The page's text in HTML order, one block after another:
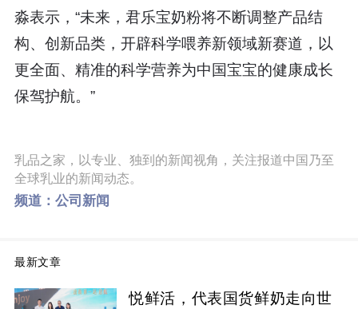
淼表示，“未来，君乐宝奶粉将不断调整产品结
构、创新品类，开辟科学喂养新领域新赛道，以
更全面、精准的科学营养为中国宝宝的健康成长
保驾护航。”
乳品之家，以专业、独到的新闻视角，关注报道中国乃至
全球乳业的新闻动态。
频道： 公司新闻
最新文章
悦鲜活，代表国货鲜奶走向世